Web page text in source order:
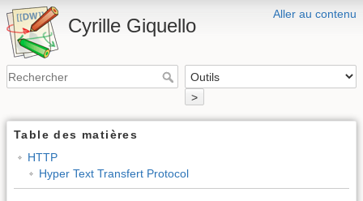
Aller au contenu
Cyrille Giquello
>
Table des matières
HTTP
Hyper Text Transfert Protocol